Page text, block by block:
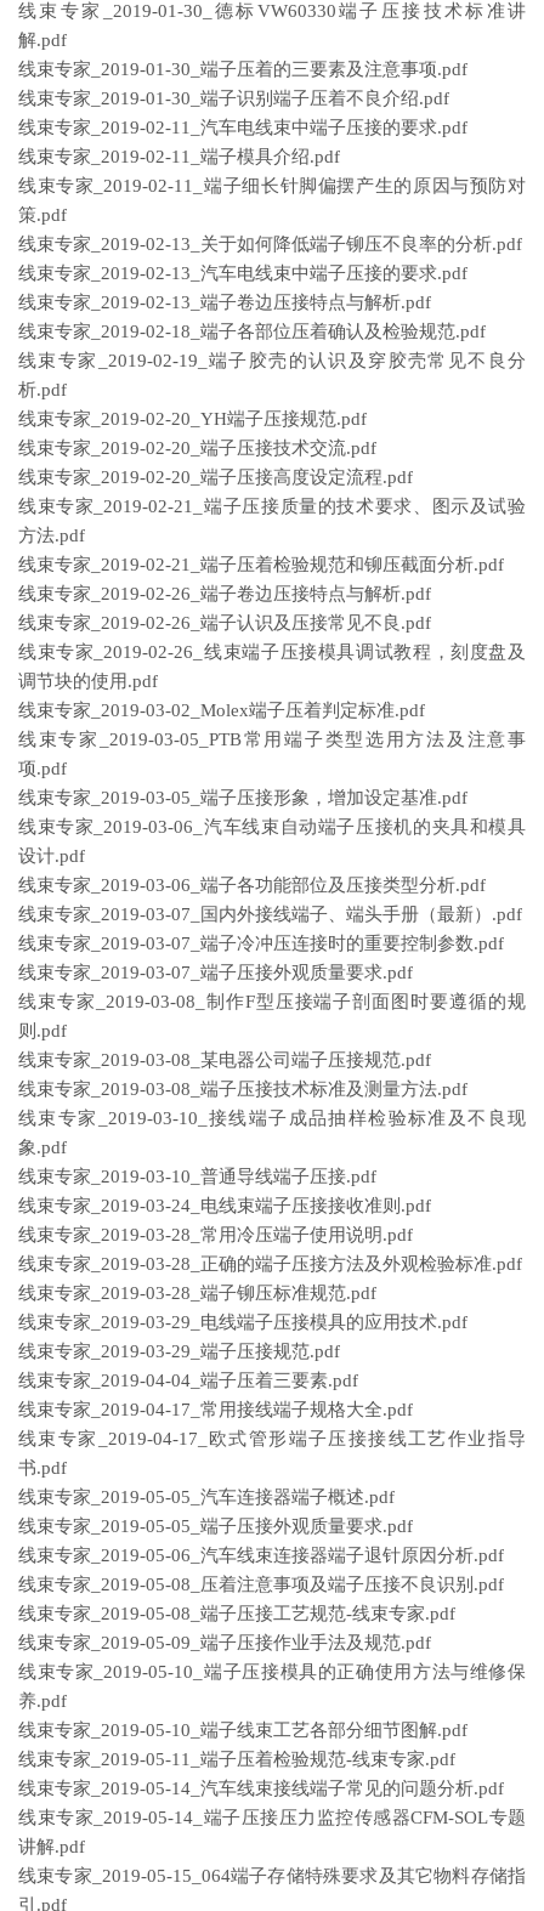
线束专家_2019-01-30_德标VW60330端子压接技术标准讲
解.pdf
线束专家_2019-01-30_端子压着的三要素及注意事项.pdf
线束专家_2019-01-30_端子识别端子压着不良介绍.pdf
线束专家_2019-02-11_汽车电线束中端子压接的要求.pdf
线束专家_2019-02-11_端子模具介绍.pdf
线束专家_2019-02-11_端子细长针脚偏摆产生的原因与预防对
策.pdf
线束专家_2019-02-13_关于如何降低端子铆压不良率的分析.pdf
线束专家_2019-02-13_汽车电线束中端子压接的要求.pdf
线束专家_2019-02-13_端子卷边压接特点与解析.pdf
线束专家_2019-02-18_端子各部位压着确认及检验规范.pdf
线束专家_2019-02-19_端子胶壳的认识及穿胶壳常见不良分
析.pdf
线束专家_2019-02-20_YH端子压接规范.pdf
线束专家_2019-02-20_端子压接技术交流.pdf
线束专家_2019-02-20_端子压接高度设定流程.pdf
线束专家_2019-02-21_端子压接质量的技术要求、图示及试验
方法.pdf
线束专家_2019-02-21_端子压着检验规范和铆压截面分析.pdf
线束专家_2019-02-26_端子卷边压接特点与解析.pdf
线束专家_2019-02-26_端子认识及压接常见不良.pdf
线束专家_2019-02-26_线束端子压接模具调试教程，刻度盘及
调节块的使用.pdf
线束专家_2019-03-02_Molex端子压着判定标准.pdf
线束专家_2019-03-05_PTB常用端子类型选用方法及注意事
项.pdf
线束专家_2019-03-05_端子压接形象，增加设定基准.pdf
线束专家_2019-03-06_汽车线束自动端子压接机的夹具和模具
设计.pdf
线束专家_2019-03-06_端子各功能部位及压接类型分析.pdf
线束专家_2019-03-07_国内外接线端子、端头手册（最新）.pdf
线束专家_2019-03-07_端子冷冲压连接时的重要控制参数.pdf
线束专家_2019-03-07_端子压接外观质量要求.pdf
线束专家_2019-03-08_制作F型压接端子剖面图时要遵循的规
则.pdf
线束专家_2019-03-08_某电器公司端子压接规范.pdf
线束专家_2019-03-08_端子压接技术标准及测量方法.pdf
线束专家_2019-03-10_接线端子成品抽样检验标准及不良现
象.pdf
线束专家_2019-03-10_普通导线端子压接.pdf
线束专家_2019-03-24_电线束端子压接接收准则.pdf
线束专家_2019-03-28_常用冷压端子使用说明.pdf
线束专家_2019-03-28_正确的端子压接方法及外观检验标准.pdf
线束专家_2019-03-28_端子铆压标准规范.pdf
线束专家_2019-03-29_电线端子压接模具的应用技术.pdf
线束专家_2019-03-29_端子压接规范.pdf
线束专家_2019-04-04_端子压着三要素.pdf
线束专家_2019-04-17_常用接线端子规格大全.pdf
线束专家_2019-04-17_欧式管形端子压接接线工艺作业指导
书.pdf
线束专家_2019-05-05_汽车连接器端子概述.pdf
线束专家_2019-05-05_端子压接外观质量要求.pdf
线束专家_2019-05-06_汽车线束连接器端子退针原因分析.pdf
线束专家_2019-05-08_压着注意事项及端子压接不良识别.pdf
线束专家_2019-05-08_端子压接工艺规范-线束专家.pdf
线束专家_2019-05-09_端子压接作业手法及规范.pdf
线束专家_2019-05-10_端子压接模具的正确使用方法与维修保
养.pdf
线束专家_2019-05-10_端子线束工艺各部分细节图解.pdf
线束专家_2019-05-11_端子压着检验规范-线束专家.pdf
线束专家_2019-05-14_汽车线束接线端子常见的问题分析.pdf
线束专家_2019-05-14_端子压接压力监控传感器CFM-SOL专题
讲解.pdf
线束专家_2019-05-15_064端子存储特殊要求及其它物料存储指
引.pdf